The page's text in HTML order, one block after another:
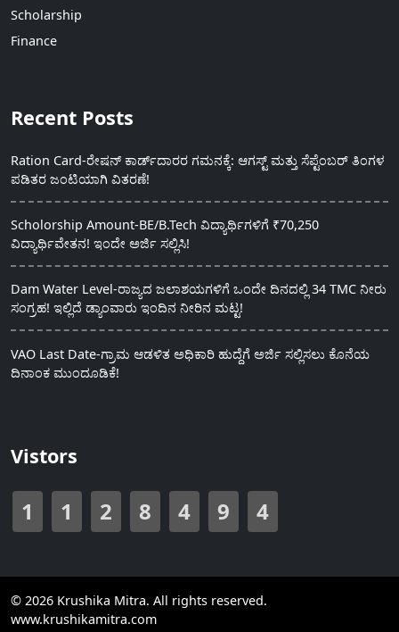
Scholarship
Finance
Recent Posts
Ration Card-ರೇಷನ್ ಕಾರ್ಡ್‍ದಾರರ ಗಮನಕ್ಕೆ: ಆಗಸ್ಟ್ ಮತ್ತು ಸೆಪ್ಟೆಂಬರ್ ತಿಂಗಳ
ಪಡಿತರ ಜಂಟಿಯಾಗಿ ವಿತರಣೆ!
Scholorship Amount-BE/B.Tech ವಿದ್ಯಾರ್ಥಿಗಳಿಗೆ ₹70,250
ವಿದ್ಯಾರ್ಥಿವೇತನ! ಇಂದೇ ಅರ್ಜಿ ಸಲ್ಲಿಸಿ!
Dam Water Level-ರಾಜ್ಯದ ಜಲಾಶಯಗಳಿಗೆ ಒಂದೇ ದಿನದಲ್ಲಿ 34 TMC ನೀರು
ಸಂಗ್ರಹ! ಇಲ್ಲಿದೆ ಡ್ಯಾಂವಾರು ಇಂದಿನ ನೀರಿನ ಮಟ್ಟ!
VAO Last Date-ಗ್ರಾಮ ಆಡಳಿತ ಅಧಿಕಾರಿ ಹುದ್ದೆಗೆ ಅರ್ಜಿ ಸಲ್ಲಿಸಲು ಕೊನೆಯ
ದಿನಾಂಕ ಮುಂದೂಡಿಕೆ!
Vistors
1 1 2 8 4 9 4
© 2026 Krushika Mitra. All rights reserved.
www.krushikamitra.com